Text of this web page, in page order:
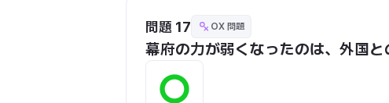
問題 17 OX 問題
幕府の力が弱くなったのは、外国と